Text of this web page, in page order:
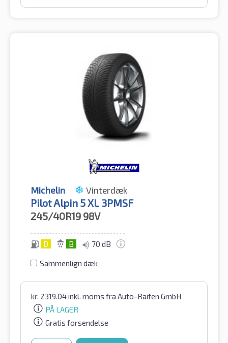
Michelin Vinterdæk
Pilot Alpin 5 XL 3PMSF
245/40R19 98V
D B 70 dB
Sammenlign dæk
kr. 2319.04inkl. moms fra Auto-Raifen GmbH
PÅ LAGER
Gratis forsendelse